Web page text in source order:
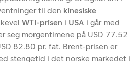
til den kinesiske
WTI-prisen i USA i går med
seg morgentimene på USD 77.52
82.80 pr. fat. Brent-prisen er
stengetid i det norske markedet i